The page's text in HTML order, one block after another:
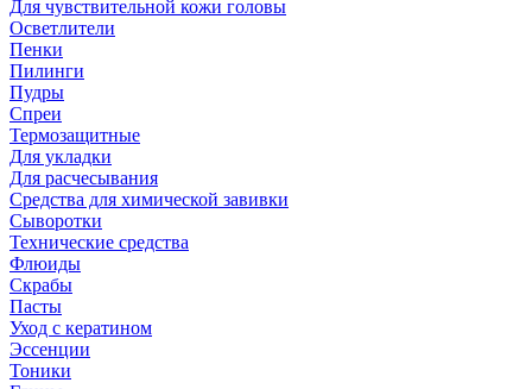
Для чувствительной кожи головы
Осветлители
Пенки
Пилинги
Пудры
Спреи
Термозащитные
Для укладки
Для расчесывания
Средства для химической завивки
Сыворотки
Технические средства
Флюиды
Скрабы
Пасты
Уход с кератином
Эссенции
Тоники